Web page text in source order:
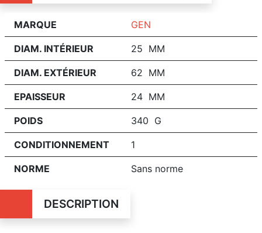
MARQUE GEN
DIAM. INTÉRIEUR 25 MM
DIAM. EXTÉRIEUR 62 MM
EPAISSEUR 24 MM
POIDS 340 G
CONDITIONNEMENT 1
NORME Sans norme
DESCRIPTION